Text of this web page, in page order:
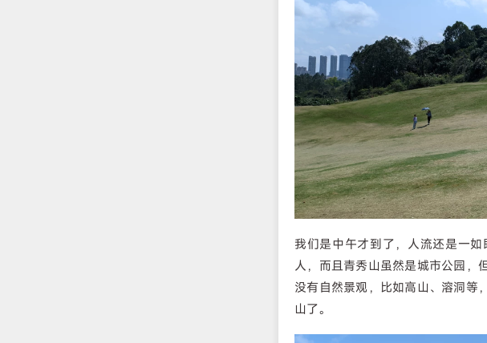
我们是中午才到了，人流还是一
人，而且青秀山虽然是城市公园，
没有自然景观，比如高山、溶洞等
山了。